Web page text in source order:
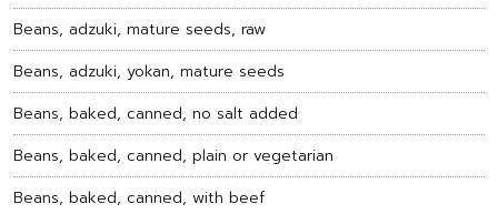
Beans, adzuki, mature seeds, raw
Beans, adzuki, yokan, mature seeds
Beans, baked, canned, no salt added
Beans, baked, canned, plain or vegetarian
Beans, baked, canned, with beef